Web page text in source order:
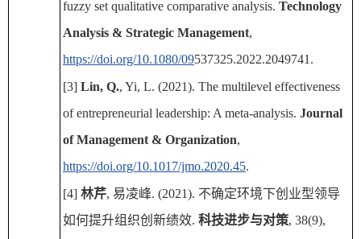
fuzzy set qualitative comparative analysis. Technology
Analysis & Strategic Management,
https://doi.org/10.1080/09537325.2022.2049741.
[3] Lin, Q., Yi, L. (2021). The multilevel effectiveness
of entrepreneurial leadership: A meta-analysis. Journal
of Management & Organization,
https://doi.org/10.1017/jmo.2020.45.
[4] 林芹, 易凌峰. (2021). 不确定环境下创业型领导
如何提升组织创新绩效. 科技进步与对策, 38(9),